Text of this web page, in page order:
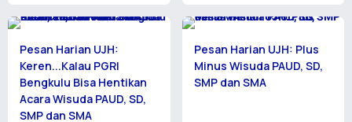
Pesan Harian UJH:
Keren...Kalau PGRI
Bengkulu Bisa Hentikan
Acara Wisuda PAUD, SD,
SMP dan SMA
Pesan Harian UJH: Plus
Minus Wisuda PAUD, SD,
SMP dan SMA